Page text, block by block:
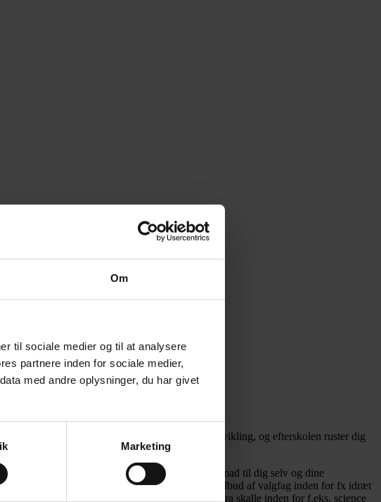
Om
til sociale medier og til at analysere
partnere inden for sociale medier,
med andre oplysninger, du har givet
Marketing
Nøgleordene er faglig, personlig og social udvikling, og efterskolen ruster dig
du selv skal vaske dit tøj og hjælpe med at lave mad til dig selv og dine
almindelige skolefag har efterskolerne et stort udbud af valgfag inden for fx idræt
musik, danse eller give fagligheden en ekstra skalle inden for f.eks. science